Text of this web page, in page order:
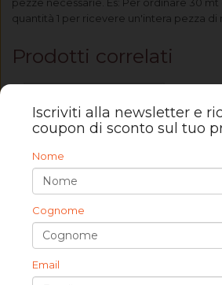
quantità 1 per ricevere un'intera pezza di
Prodotti correlati
Iscriviti alla newsletter e
coupon di sconto sul tuo
Nome
Cognome
Email